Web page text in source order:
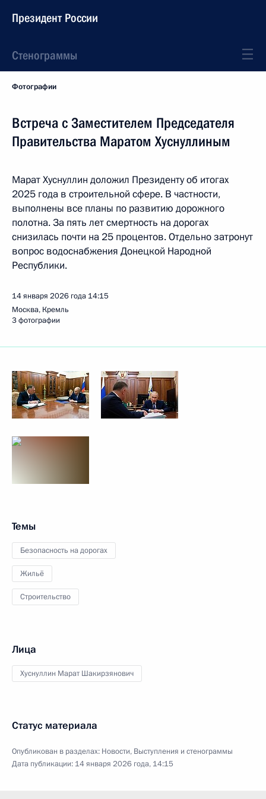
Президент России
Стенограммы
Фотографии
Встреча с Заместителем Председателя
Правительства Маратом Хуснуллиным
Марат Хуснуллин доложил Президенту об итогах
2025 года в строительной сфере. В частности,
выполнены все планы по развитию дорожного
полотна. За пять лет смертность на дорогах
снизилась почти на 25 процентов. Отдельно затронут
вопрос водоснабжения Донецкой Народной
Республики.
14 января 2026 года 14:15
Москва, Кремль
3 фотографии
Темы
Безопасность на дорогах
Жильё
Строительство
Лица
Хуснуллин Марат Шакирзянович
Статус материала
Опубликован в разделах: Новости, Выступления и стенограммы
Дата публикации: 14 января 2026 года, 14:15